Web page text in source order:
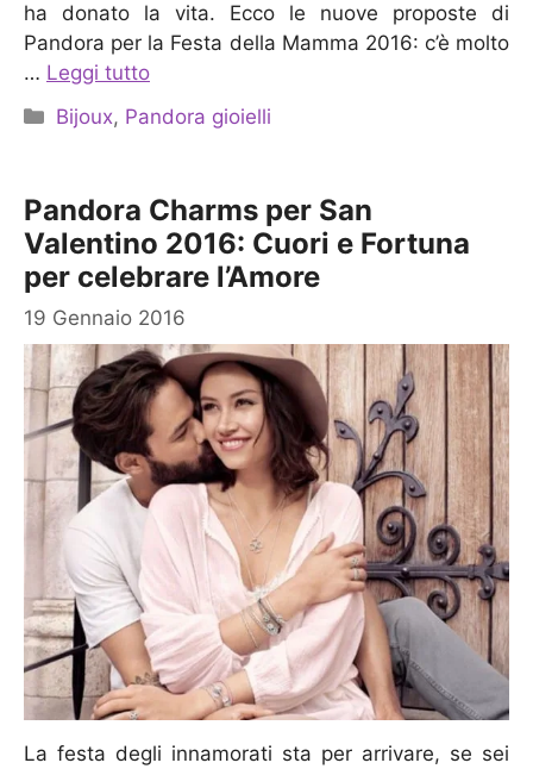
ha donato la vita. Ecco le nuove proposte di
Pandora per la Festa della Mamma 2016: c’è molto
… Leggi tutto
Categorie
Bijoux, Pandora gioielli
Pandora Charms per San
Valentino 2016: Cuori e Fortuna
per celebrare l’Amore
19 Gennaio 2016
La festa degli innamorati sta per arrivare, se sei